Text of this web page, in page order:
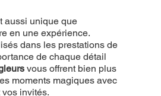
aussi unique que
en une expérience.
dans les prestations de
de chaque détail
vous offrent bien plus
moments magiques avec
invités.